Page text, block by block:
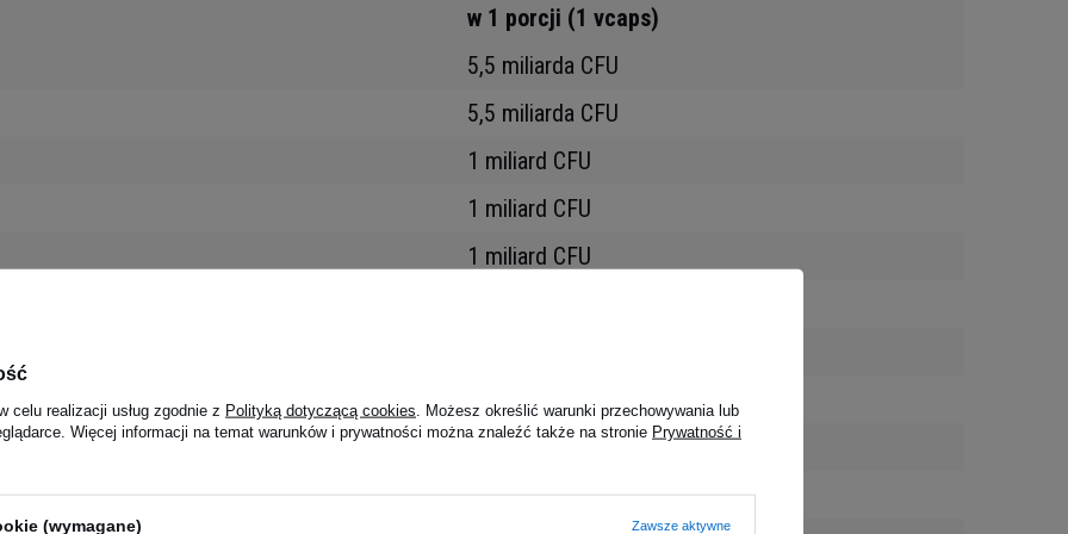
w 1 porcji (1 vcaps)
5,5 miliarda CFU
5,5 miliarda CFU
1 miliard CFU
1 miliard CFU
1 miliard CFU
1 miliard CFU
1 miliard CFU
celu realizacji usług zgodnie z Polityką dotyczącą cookies . Możesz określić warunki przechowywania lub
Więcej informacji na temat warunków i prywatności można znaleźć także na stronie Prywatność i
(wymagane) Zawsze aktywne